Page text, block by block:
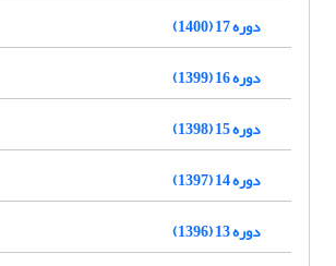
دوره 17 (1400)
دوره 16 (1399)
دوره 15 (1398)
دوره 14 (1397)
دوره 13 (1396)